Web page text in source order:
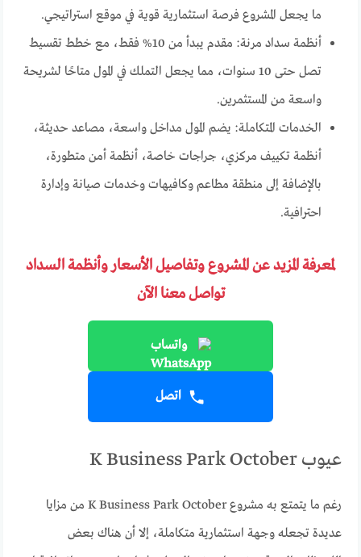
ما يجعل المشروع فرصة استثمارية قوية في موقع استراتيجي.
أنظمة سداد مرنة: مقدم يبدأ من 10% فقط، مع خطط تقسيط
تصل حتى 10 سنوات، مما يجعل التملك في المول متاحًا لشريحة
واسعة من المستثمرين.
الخدمات المتكاملة: يضم المول مداخل واسعة، مصاعد حديثة،
أنظمة تكييف مركزي، جراجات خاصة، أنظمة أمن متطورة،
بالإضافة إلى منطقة مطاعم وكافيهات وخدمات صيانة وإدارة
احترافية.
لمعرفة المزيد عن المشروع وتفاصيل الأسعار وأنظمة السداد
تواصل معنا الآن
واتساب
اتصل
عيوب K Business Park October
رغم ما يتمتع به مشروع K Business Park October من مزايا
عديدة تجعله وجهة استثمارية متكاملة، إلا أن هناك بعض